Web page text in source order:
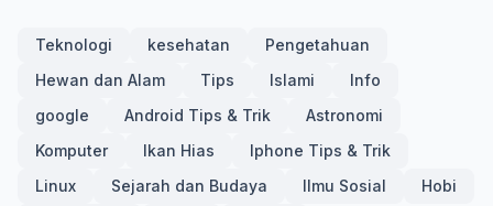
Teknologi kesehatan
Pengetahuan
Hewan dan Alam
Tips Islami
Info
google
Android Tips & Trik
Astronomi
Komputer
Ikan Hias
Iphone Tips & Trik
Linux
Sejarah dan Budaya Ilmu Sosial
Hobi